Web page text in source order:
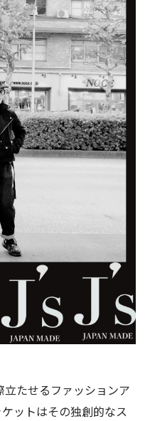
たせるファッションア
ットはその独創的なス